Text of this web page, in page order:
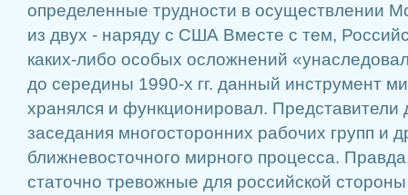
определенные трудности в осуществлении
из двух - наряду с США Вместе с тем,
каких-либо особых осложнений
до середины 1990-х гг. данный ин­струмент
хранялся и функционировал. Представители
заседания многосто­ронних рабочих групп и
ближневос­точного мирного процесса.
статочно тревожные для рос­сийской